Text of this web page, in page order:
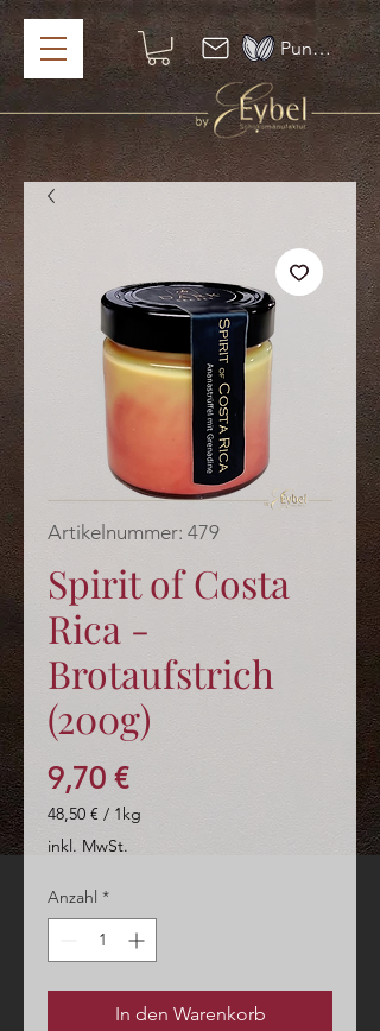
Punkte ansehen
Artikelnummer: 479
Spirit of Costa
Rica -
Brotaufstrich
(200g)
9,70 €Preis
48,50 € / 1kg
48,50 €
Kilogramm
inkl. MwSt.
Anzahl *
In den Warenkorb